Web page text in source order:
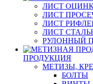
ЛИСТ
ЛИСТ
ЛИСТ
ЛИСТ
РУЛОННЫЙ
ПРОДУКЦИЯ
МЕТИЗЫ,
БОЛТЫ